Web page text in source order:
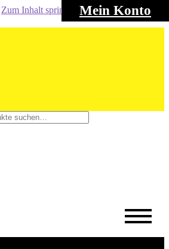
Mein Konto
Zum Inhalt springen